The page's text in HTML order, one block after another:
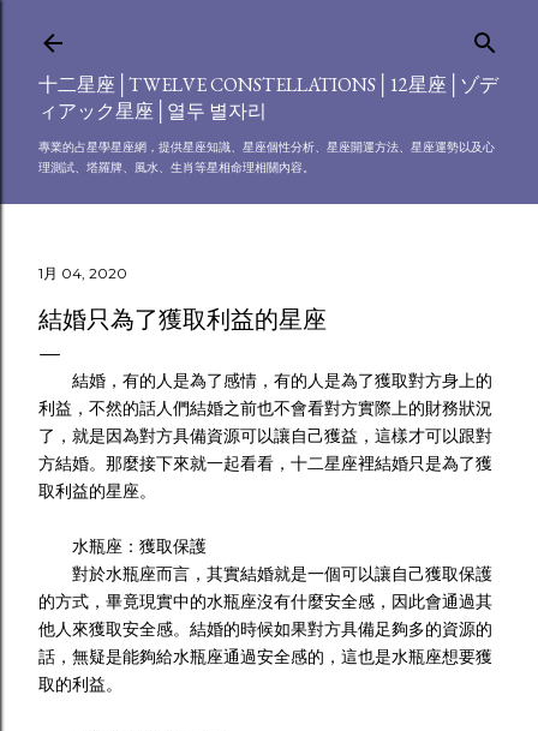
十二星座│TWELVE CONSTELLATIONS│12星座│ゾデ
ィアック星座│열두 별자리
專業的占星學星座網，提供星座知識、星座個性分析、星座開運方法、星座運勢以及心
理測試、塔羅牌、風水、生肖等星相命理相關內容。
1月 04, 2020
結婚只為了獲取利益的星座
結婚，有的人是為了感情，有的人是為了獲取對方身上的
利益，不然的話人們結婚之前也不會看對方實際上的財務狀況
了，就是因為對方具備資源可以讓自己獲益，這樣才可以跟對
方結婚。那麼接下來就一起看看，十二星座裡結婚只是為了獲
取利益的星座。
水瓶座：獲取保護
對於水瓶座而言，其實結婚就是一個可以讓自己獲取保護
的方式，畢竟現實中的水瓶座沒有什麼安全感，因此會通過其
他人來獲取安全感。結婚的時候如果對方具備足夠多的資源的
話，無疑是能夠給水瓶座通過安全感的，這也是水瓶座想要獲
取的利益。